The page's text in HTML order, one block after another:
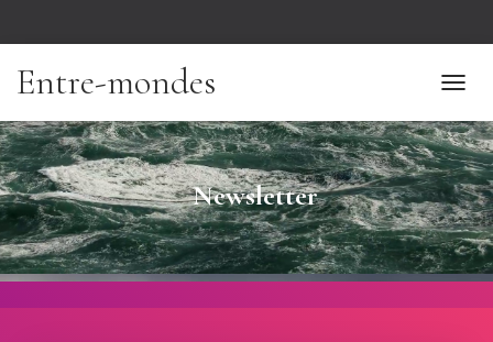
Entre-mondes
O
G
G
L
E
N
V
I
Newsletter